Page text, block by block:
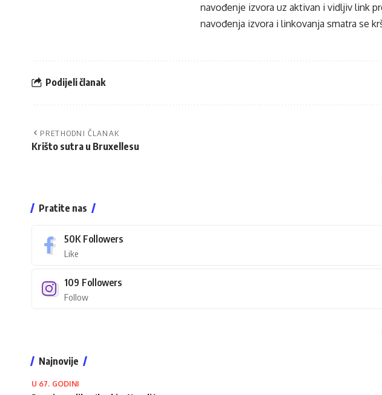
navođenje izvora uz aktivan i vidljiv link
navođenja izvora i linkovanja smatra se
Podijeli članak
PRETHODNI ČLANAK
Krišto sutra u Bruxellesu
Pratite nas
50K Followers
Like
109 Followers
Follow
Najnovije
U 67. GODINI